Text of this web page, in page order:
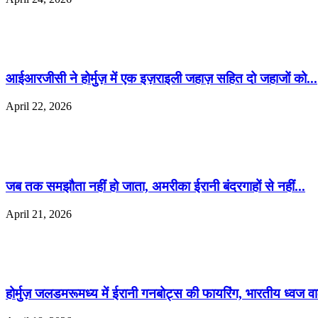
आईआरजीसी ने होर्मुज़ में एक इज़राइली जहाज़ सहित दो जहाजों को...
April 22, 2026
जब तक समझौता नहीं हो जाता, अमरीका ईरानी बंदरगाहों से नहीं...
April 21, 2026
होर्मुज़ जलडमरूमध्य में ईरानी गनबोट्स की फायरिंग, भारतीय ध्वज